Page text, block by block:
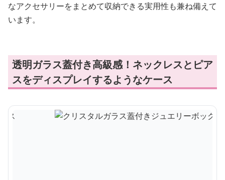
なアクセサリーをまとめて収納できる実用性も兼ね備えて
います。
透明ガラス蓋付き高級感！ネックレスとピア
スをディスプレイするようなケース